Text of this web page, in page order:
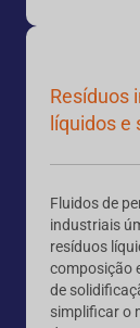
Resíduos
líquidos
Fluidos de
industriais
resíduos
composição
de
simplificar o